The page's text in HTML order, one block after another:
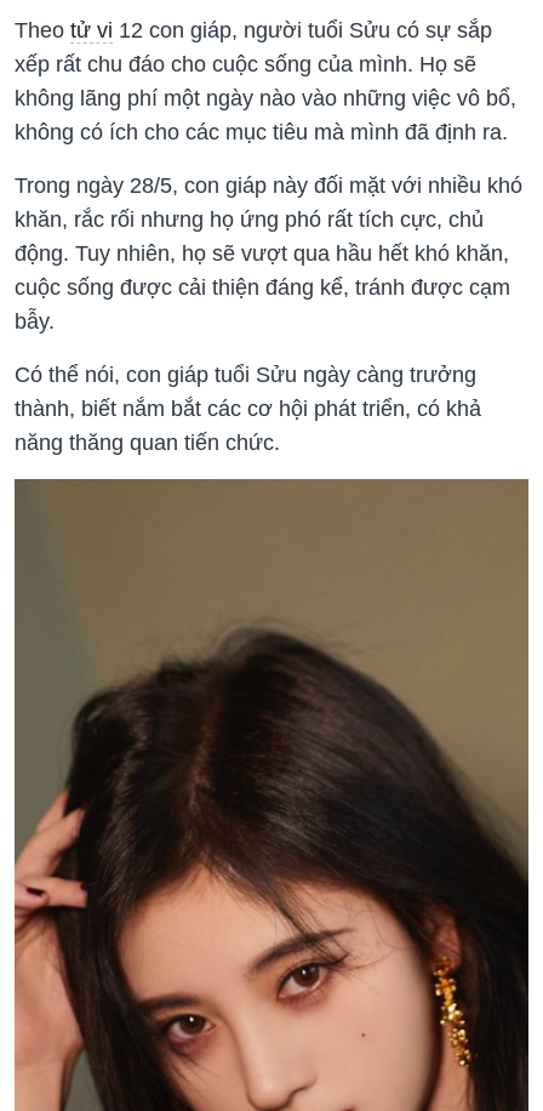
Theo tử vi 12 con giáp, người tuổi Sửu có sự sắp
xếp rất chu đáo cho cuộc sống của mình. Họ sẽ
không lãng phí một ngày nào vào những việc vô bổ,
không có ích cho các mục tiêu mà mình đã định ra.
Trong ngày 28/5, con giáp này đối mặt với nhiều khó
khăn, rắc rối nhưng họ ứng phó rất tích cực, chủ
động. Tuy nhiên, họ sẽ vượt qua hầu hết khó khăn,
cuộc sống được cải thiện đáng kể, tránh được cạm
bẫy.
Có thể nói, con giáp tuổi Sửu ngày càng trưởng
thành, biết nắm bắt các cơ hội phát triển, có khả
năng thăng quan tiến chức.